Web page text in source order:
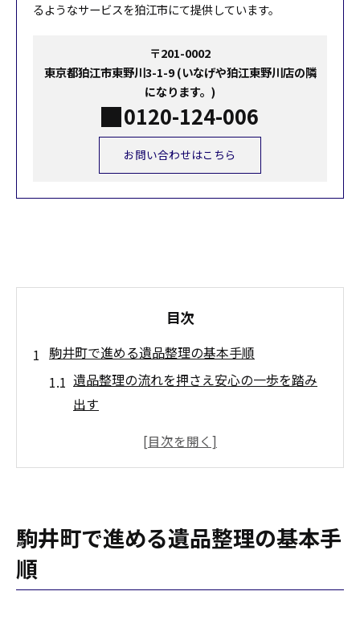
るようなサービスを狛江市にて提供しています。
〒201-0002
東京都狛江市東野川3-1-9 (いなげや狛江東野川店の隣
になります。)
0120-124-006
お問い合わせはこちら
目次
駒井町で進める遺品整理の基本手順
遺品整理の流れを押さえ安心の一歩を踏み
出す
駒井町で失敗しない遺品整理の始め方を解
遺品整理に必要な道具と事前準備のコツ
事項
駒井町で進める遺品整理の基本手
順